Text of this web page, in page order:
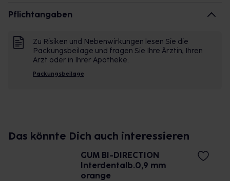
Pflichtangaben
Zu Risiken und Nebenwirkungen lesen Sie die
Packungsbeilage und fragen Sie Ihre Ärztin, Ihren
Arzt oder in Ihrer Apotheke.
Packungsbeilage
Das könnte Dich auch interessieren
GUM BI-DIRECTION
Interdentalb.0,9 mm
orange